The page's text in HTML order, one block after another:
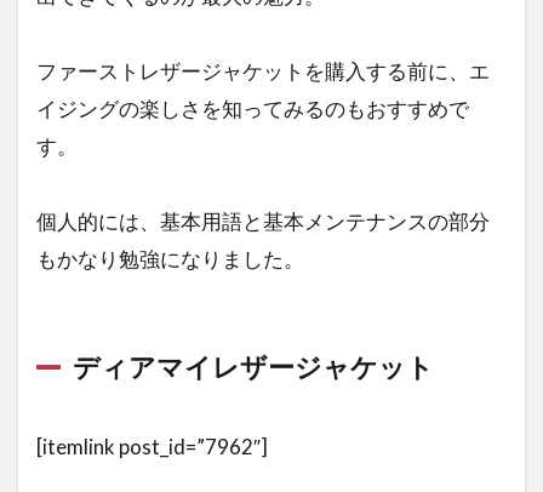
ファーストレザージャケットを購入する前に、エ
イジングの楽しさを知ってみるのもおすすめで
す。
個人的には、基本用語と基本メンテナンスの部分
もかなり勉強になりました。
ディアマイレザージャケット
[itemlink post_id=”7962″]